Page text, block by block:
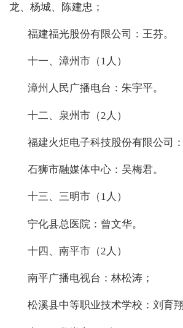
龙、杨城、陈建忠；
福建福光股份有限公司：王芬。
十一、漳州市（1人）
漳州人民广播电台：朱宇平。
十二、泉州市（2人）
福建火炬电子科技股份有限公司
石狮市融媒体中心：吴梅君。
十三、三明市（1人）
宁化县总医院：曾文华。
十四、南平市（2人）
南平广播电视台：林松涛；
松溪县中等职业技术学校：刘育翔